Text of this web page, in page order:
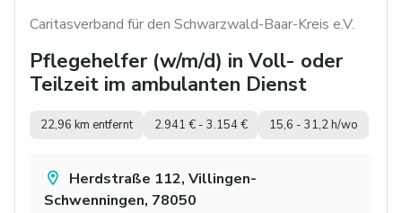
Caritasverband für den Schwarzwald-Baar-Kreis e.V.
Pflegehelfer (w/m/d) in Voll- oder
Teilzeit im ambulanten Dienst
22,96 km entfernt 2.941 € - 3.154 € 15,6 - 31,2 h/wo
Herdstraße 112, Villingen-
Schwenningen, 78050